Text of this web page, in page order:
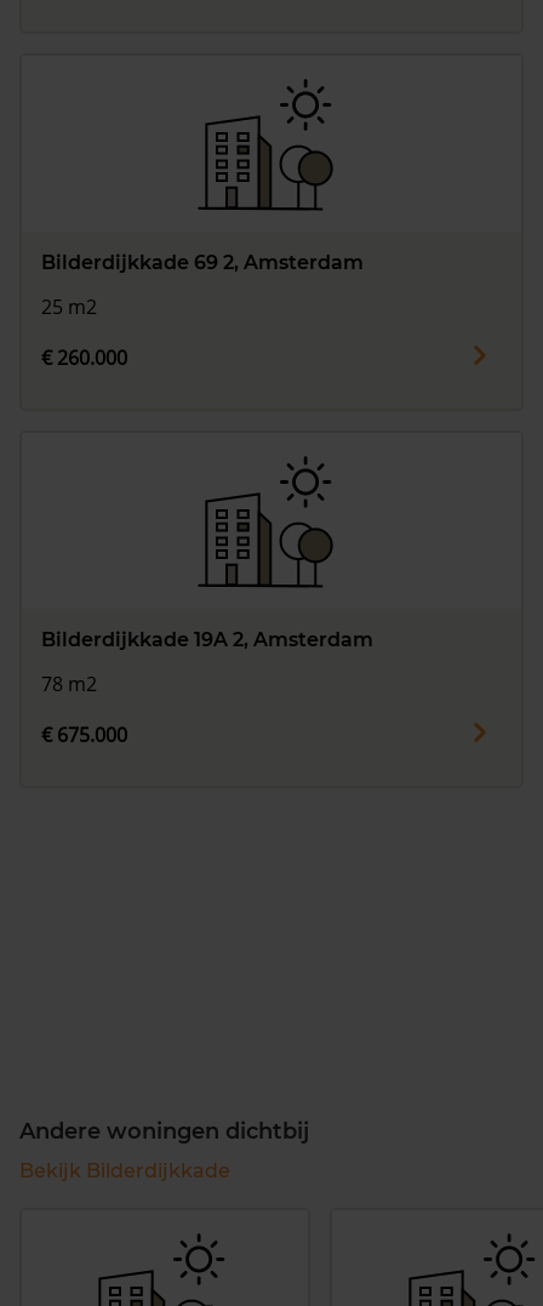
Bilderdijkkade 69 2, Amsterdam
25 m2
€ 260.000
Bilderdijkkade 19A 2, Amsterdam
78 m2
€ 675.000
Andere woningen dichtbij
Bekijk Bilderdijkkade